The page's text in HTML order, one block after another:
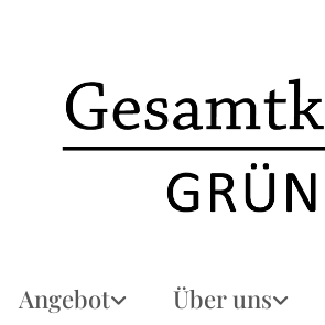
Angebot Über uns